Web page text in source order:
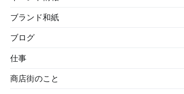
ブランド和紙
ブログ
仕事
商店街のこと